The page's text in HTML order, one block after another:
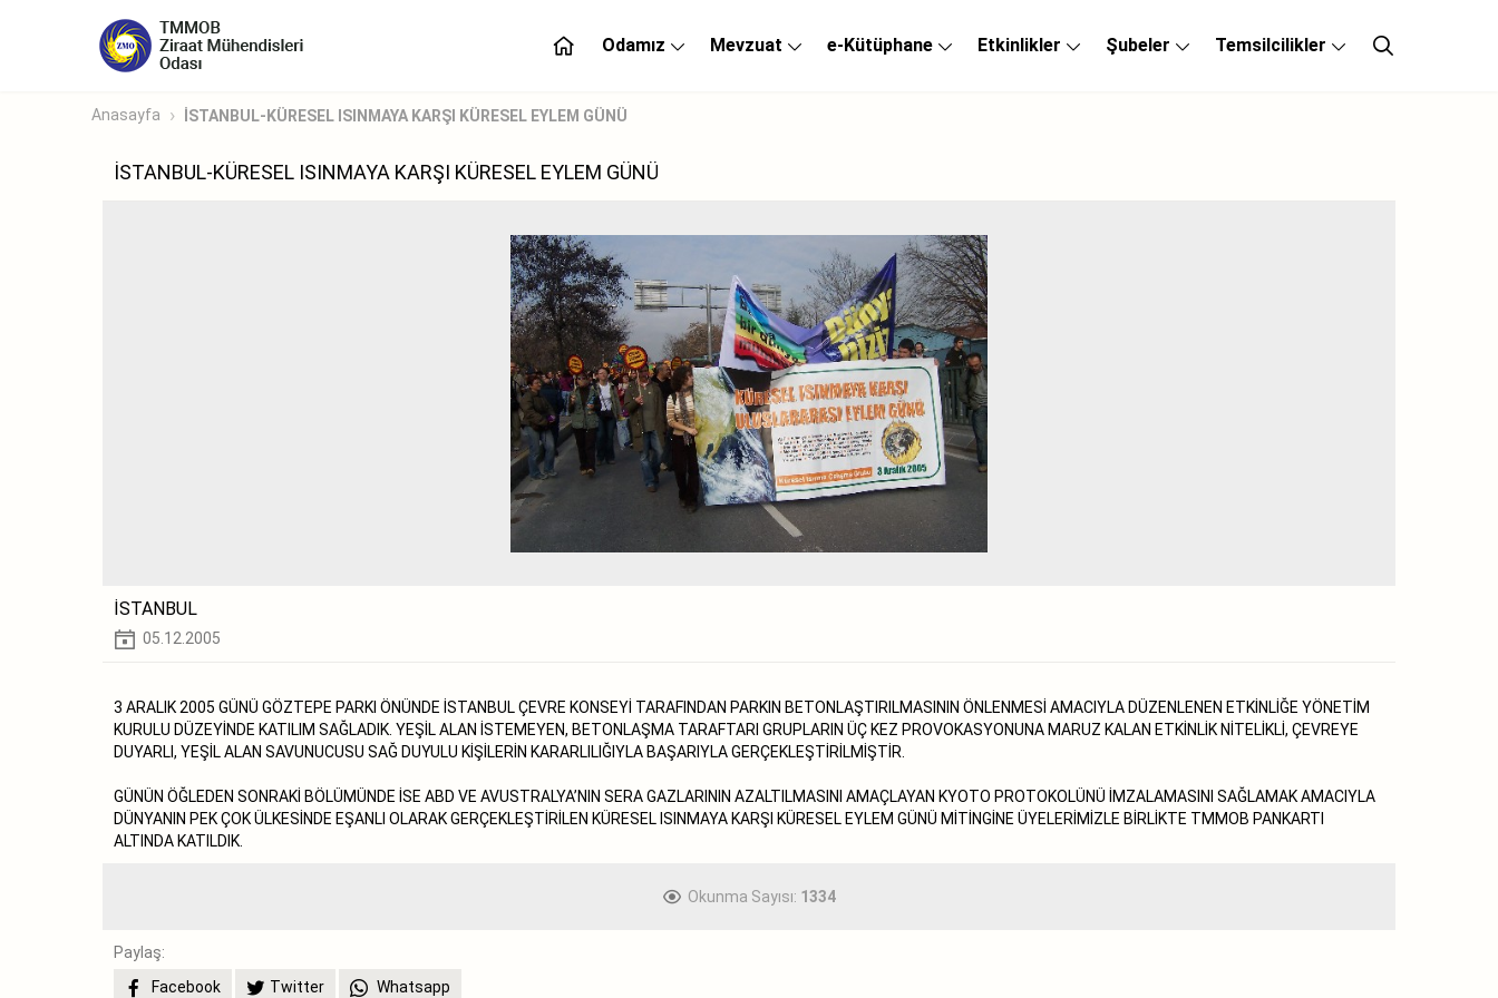
Odamız Mevzuat e-Kütüphane Etkinlikler Şubeler Temsilcilikler
Anasayfa İSTANBUL-KÜRESEL ISINMAYA KARŞI KÜRESEL EYLEM GÜNÜ
İSTANBUL-KÜRESEL ISINMAYA KARŞI KÜRESEL EYLEM GÜNÜ
İSTANBUL
05.12.2005
3 ARALIK 2005 GÜNÜ GÖZTEPE PARKI ÖNÜNDE İSTANBUL ÇEVRE KONSEYİ TARAFINDAN PARKIN BETONLAŞTIRILMASININ ÖNLENMESİ AMACIYLA DÜZENLENEN ETKİNLİĞE YÖNETİM
KURULU DÜZEYİNDE KATILIM SAĞLADIK. YEŞİL ALAN İSTEMEYEN, BETONLAŞMA TARAFTARI GRUPLARIN ÜÇ KEZ PROVOKASYONUNA MARUZ KALAN ETKİNLİK NİTELİKLİ, ÇEVREYE
DUYARLI, YEŞİL ALAN SAVUNUCUSU SAĞ DUYULU KİŞİLERİN KARARLILIĞIYLA BAŞARIYLA GERÇEKLEŞTİRİLMİŞTİR.
GÜNÜN ÖĞLEDEN SONRAKİ BÖLÜMÜNDE İSE ABD VE AVUSTRALYA’NIN SERA GAZLARININ AZALTILMASINI AMAÇLAYAN KYOTO PROTOKOLÜNÜ İMZALAMASINI SAĞLAMAK AMACIYLA
DÜNYANIN PEK ÇOK ÜLKESİNDE EŞANLI OLARAK GERÇEKLEŞTİRİLEN KÜRESEL ISINMAYA KARŞI KÜRESEL EYLEM GÜNÜ MİTİNGİNE ÜYELERİMİZLE BİRLİKTE TMMOB PANKARTI
ALTINDA KATILDIK.
Okunma Sayısı: 1334
Paylaş:
Facebook
Twitter Whatsapp